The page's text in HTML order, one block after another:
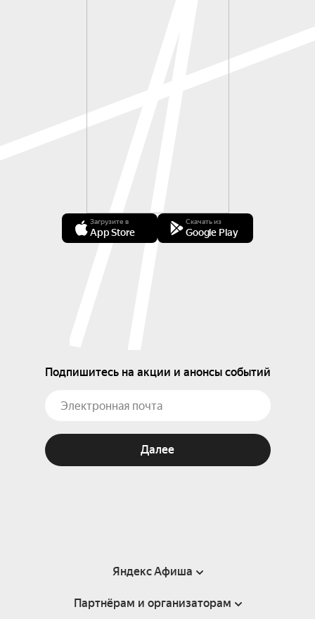
Загрузите в
App Store
Скачать из
Google Play
Подпишитесь на акции и анонсы событий
Далее
Яндекс Афиша
Справка
Партнёрам и организаторам